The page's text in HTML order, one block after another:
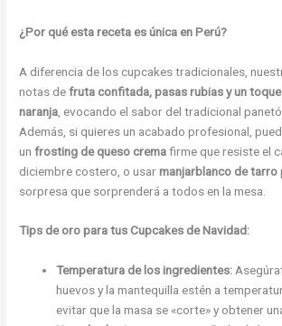
¿Por qué esta receta es única en Perú?
A diferencia de los cupcakes tradicionales,
notas defruta confitada, pasas rubias y un
naranja , evocando el sabor del tradicional
Además, si quieres un acabado profesional,
unfrosting de queso cremafirme que resiste el
diciembre costero, o usarmanjarblanco de tarro
sorpresa que sorprenderá a todos en la mesa.
Tips de oro para tus Cupcakes de Navidad:
Temperatura de los ingredientes:
huevos y la mantequilla estén a
evitar que la masa se «corte» y obtener